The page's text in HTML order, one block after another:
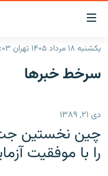
لینک‌های
قابلیت
دسترسی
بازگشت
اصلی
رفتن
صفحه
ایران
انتخاب کنید و بشنویدپادکست
یکشنبه ۱۸ مرداد ۱۴۰۵ تهران ۱۵:۰۳
سرخط‌ خبرها
دی ۲۱, ۱۳۸۹
چین نخستین جت
را با موفقیت